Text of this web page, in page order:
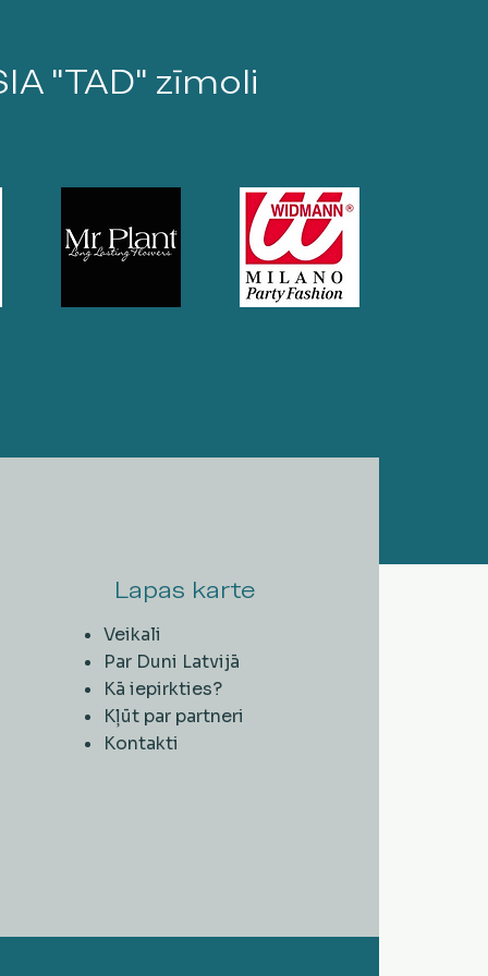
"TAD" zīmoli
Lapas karte
Veikali
Par Duni Latvijā
Kā iepirkties?
Kļūt par partneri
Kontakti